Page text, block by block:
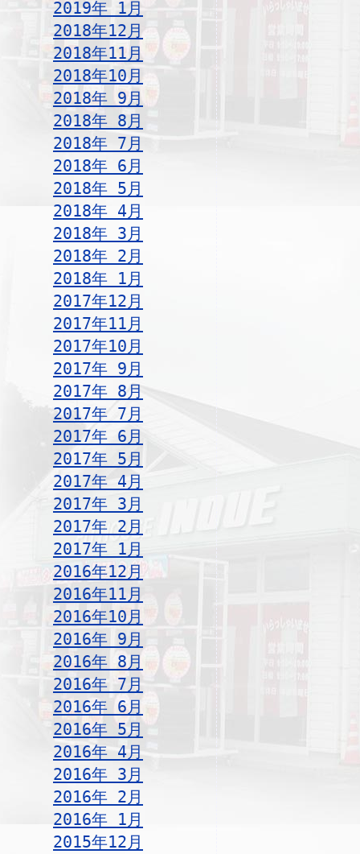
2019年 1月
2018年12月
2018年11月
2018年10月
2018年 9月
2018年 8月
2018年 7月
2018年 6月
2018年 5月
2018年 4月
2018年 3月
2018年 2月
2018年 1月
2017年12月
2017年11月
2017年10月
2017年 9月
2017年 8月
2017年 7月
2017年 6月
2017年 5月
2017年 4月
2017年 3月
2017年 2月
2017年 1月
2016年12月
2016年11月
2016年10月
2016年 9月
2016年 8月
2016年 7月
2016年 6月
2016年 5月
2016年 4月
2016年 3月
2016年 2月
2016年 1月
2015年12月